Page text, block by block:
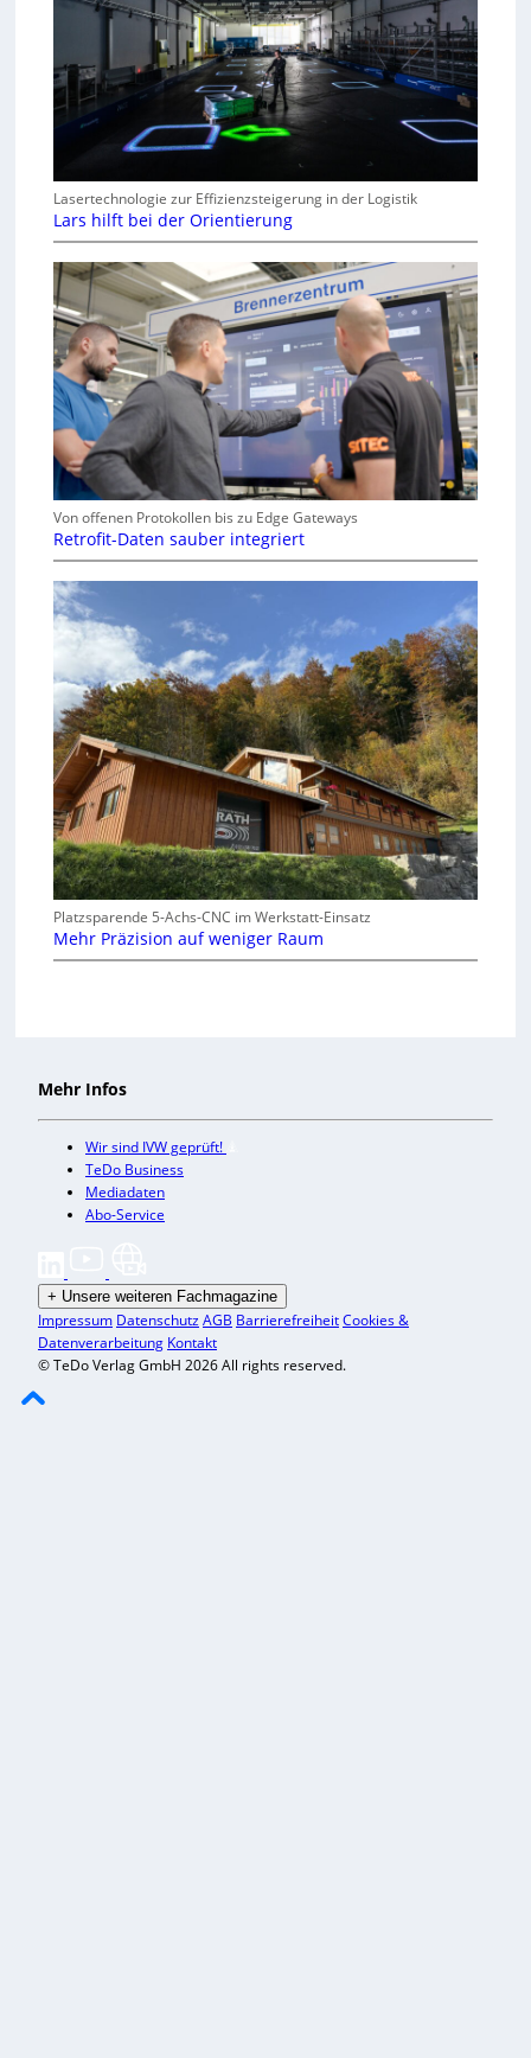
Lasertechnologie zur Effizienzsteigerung in der Logistik
Lars hilft bei der Orientierung
Von offenen Protokollen bis zu Edge Gateways
Retrofit-Daten sauber integriert
Platzsparende 5-Achs-CNC im Werkstatt-Einsatz
Mehr Präzision auf weniger Raum
Mehr Infos
Wir sind IVW geprüft!
TeDo Business
Mediadaten
Abo-Service
+ Unsere weiteren Fachmagazine
Impressum DatenschutzAGB BarrierefreiheitCookies &
Datenverarbeitung Kontakt
© TeDo Verlag GmbH 2026 All rights reserved.